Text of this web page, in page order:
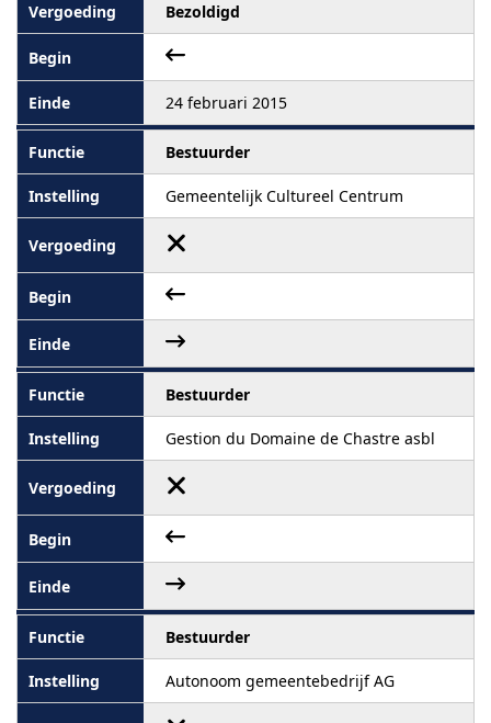
Bezoldigd
24 februari 2015
Bestuurder
Gemeentelijk Cultureel Centrum
Bestuurder
Gestion du Domaine de Chastre asbl
Bestuurder
Autonoom gemeentebedrijf AG